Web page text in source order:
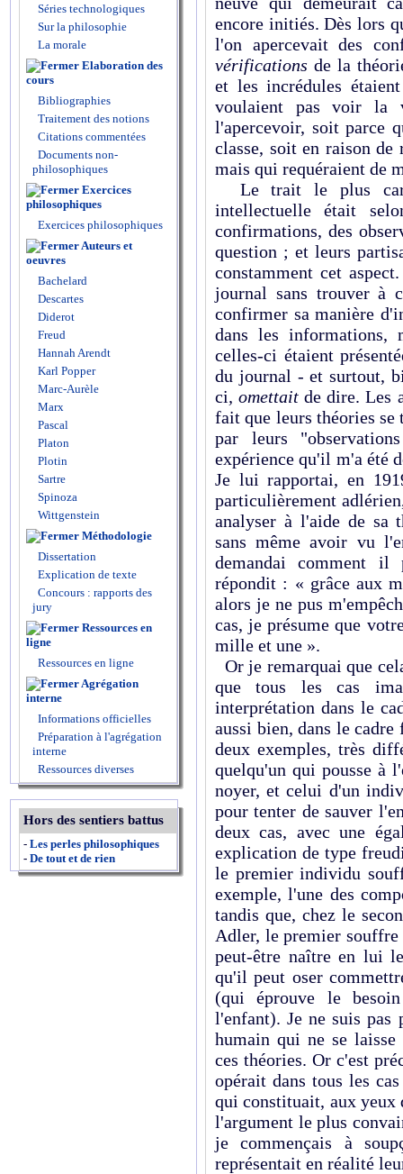
Séries technologiques
Sur la philosophie
La morale
Elaboration des
cours
Bibliographies
Traitement des notions
Citations commentées
Documents non-
philosophiques
Exercices
philosophiques
Exercices philosophiques
Auteurs et
oeuvres
Bachelard
Descartes
Diderot
Freud
Hannah Arendt
Karl Popper
Marc-Aurèle
Marx
Pascal
Platon
Plotin
Sartre
Spinoza
Wittgenstein
Méthodologie
Dissertation
Explication de texte
Concours : rapports des
jury
Ressources en
ligne
Ressources en ligne
Agrégation
interne
Informations officielles
Préparation à l'agrégation
interne
Ressources diverses
Hors des sentiers battus
- Les perles philosophiques
- De tout et de rien
encore initiés. Dès lors
l'on apercevait des
vérifications de la
et les incrédules
voulaient pas voir la
l'apercevoir, soit parce
classe, soit en raison de
mais qui requéraient de
Le trait le plus
intellectuelle était
confirmations, des
question ; et leurs
constamment cet
journal sans trouver à
confirmer sa manière
dans les informations,
celles-ci étaient
du journal - et surtout,
ci, omettait de dire. Les
fait que leurs théories
par leurs
expérience qu'il m'a été
Je lui rapportai, en
particulièrement
analyser à l'aide de sa
sans même avoir vu
demandai comment
répondit : « grâce aux
alors je ne pus
cas, je présume que
mille et une ».
Or je remarquai que
que tous les cas
interprétation dans le
aussi bien, dans le
deux exemples, très
quelqu'un qui pousse à
noyer, et celui d'un
pour tenter de sauver
deux cas, avec une
explication de type
le premier individu
exemple, l'une des
tandis que, chez le
Adler, le premier
peut-être naître en lui
qu'il peut oser
(qui éprouve le
l'enfant). Je ne suis pas
humain qui ne se
ces théories. Or c'est
opérait dans tous les
qui constituait, aux yeux
l'argument le plus
je commençais à
représentait en réalité